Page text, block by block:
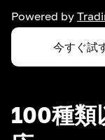
Powered by
今すぐ試
100種類